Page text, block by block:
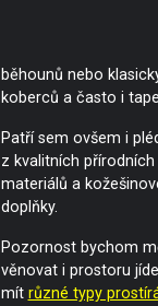
běhounů nebo
koberců a často i
Patří sem ovšem i
z kvalitních přírodních
materiálů a
doplňky.
Pozornost bychom
věnovat i prostoru
mít různé typy